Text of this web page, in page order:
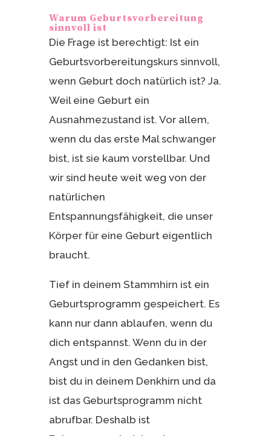
Warum Geburtsvorbereitung
sinnvoll ist
Die Frage ist berechtigt: Ist ein
Geburtsvorbereitungskurs sinnvoll,
wenn Geburt doch natürlich ist? Ja.
Weil eine Geburt ein
Ausnahmezustand ist. Vor allem,
wenn du das erste Mal schwanger
bist, ist sie kaum vorstellbar. Und
wir sind heute weit weg von der
natürlichen
Entspannungsfähigkeit, die unser
Körper für eine Geburt eigentlich
braucht.
Tief in deinem Stammhirn ist ein
Geburtsprogramm gespeichert. Es
kann nur dann ablaufen, wenn du
dich entspannst. Wenn du in der
Angst und in den Gedanken bist,
bist du in deinem Denkhirn und da
ist das Geburtsprogramm nicht
abrufbar. Deshalb ist